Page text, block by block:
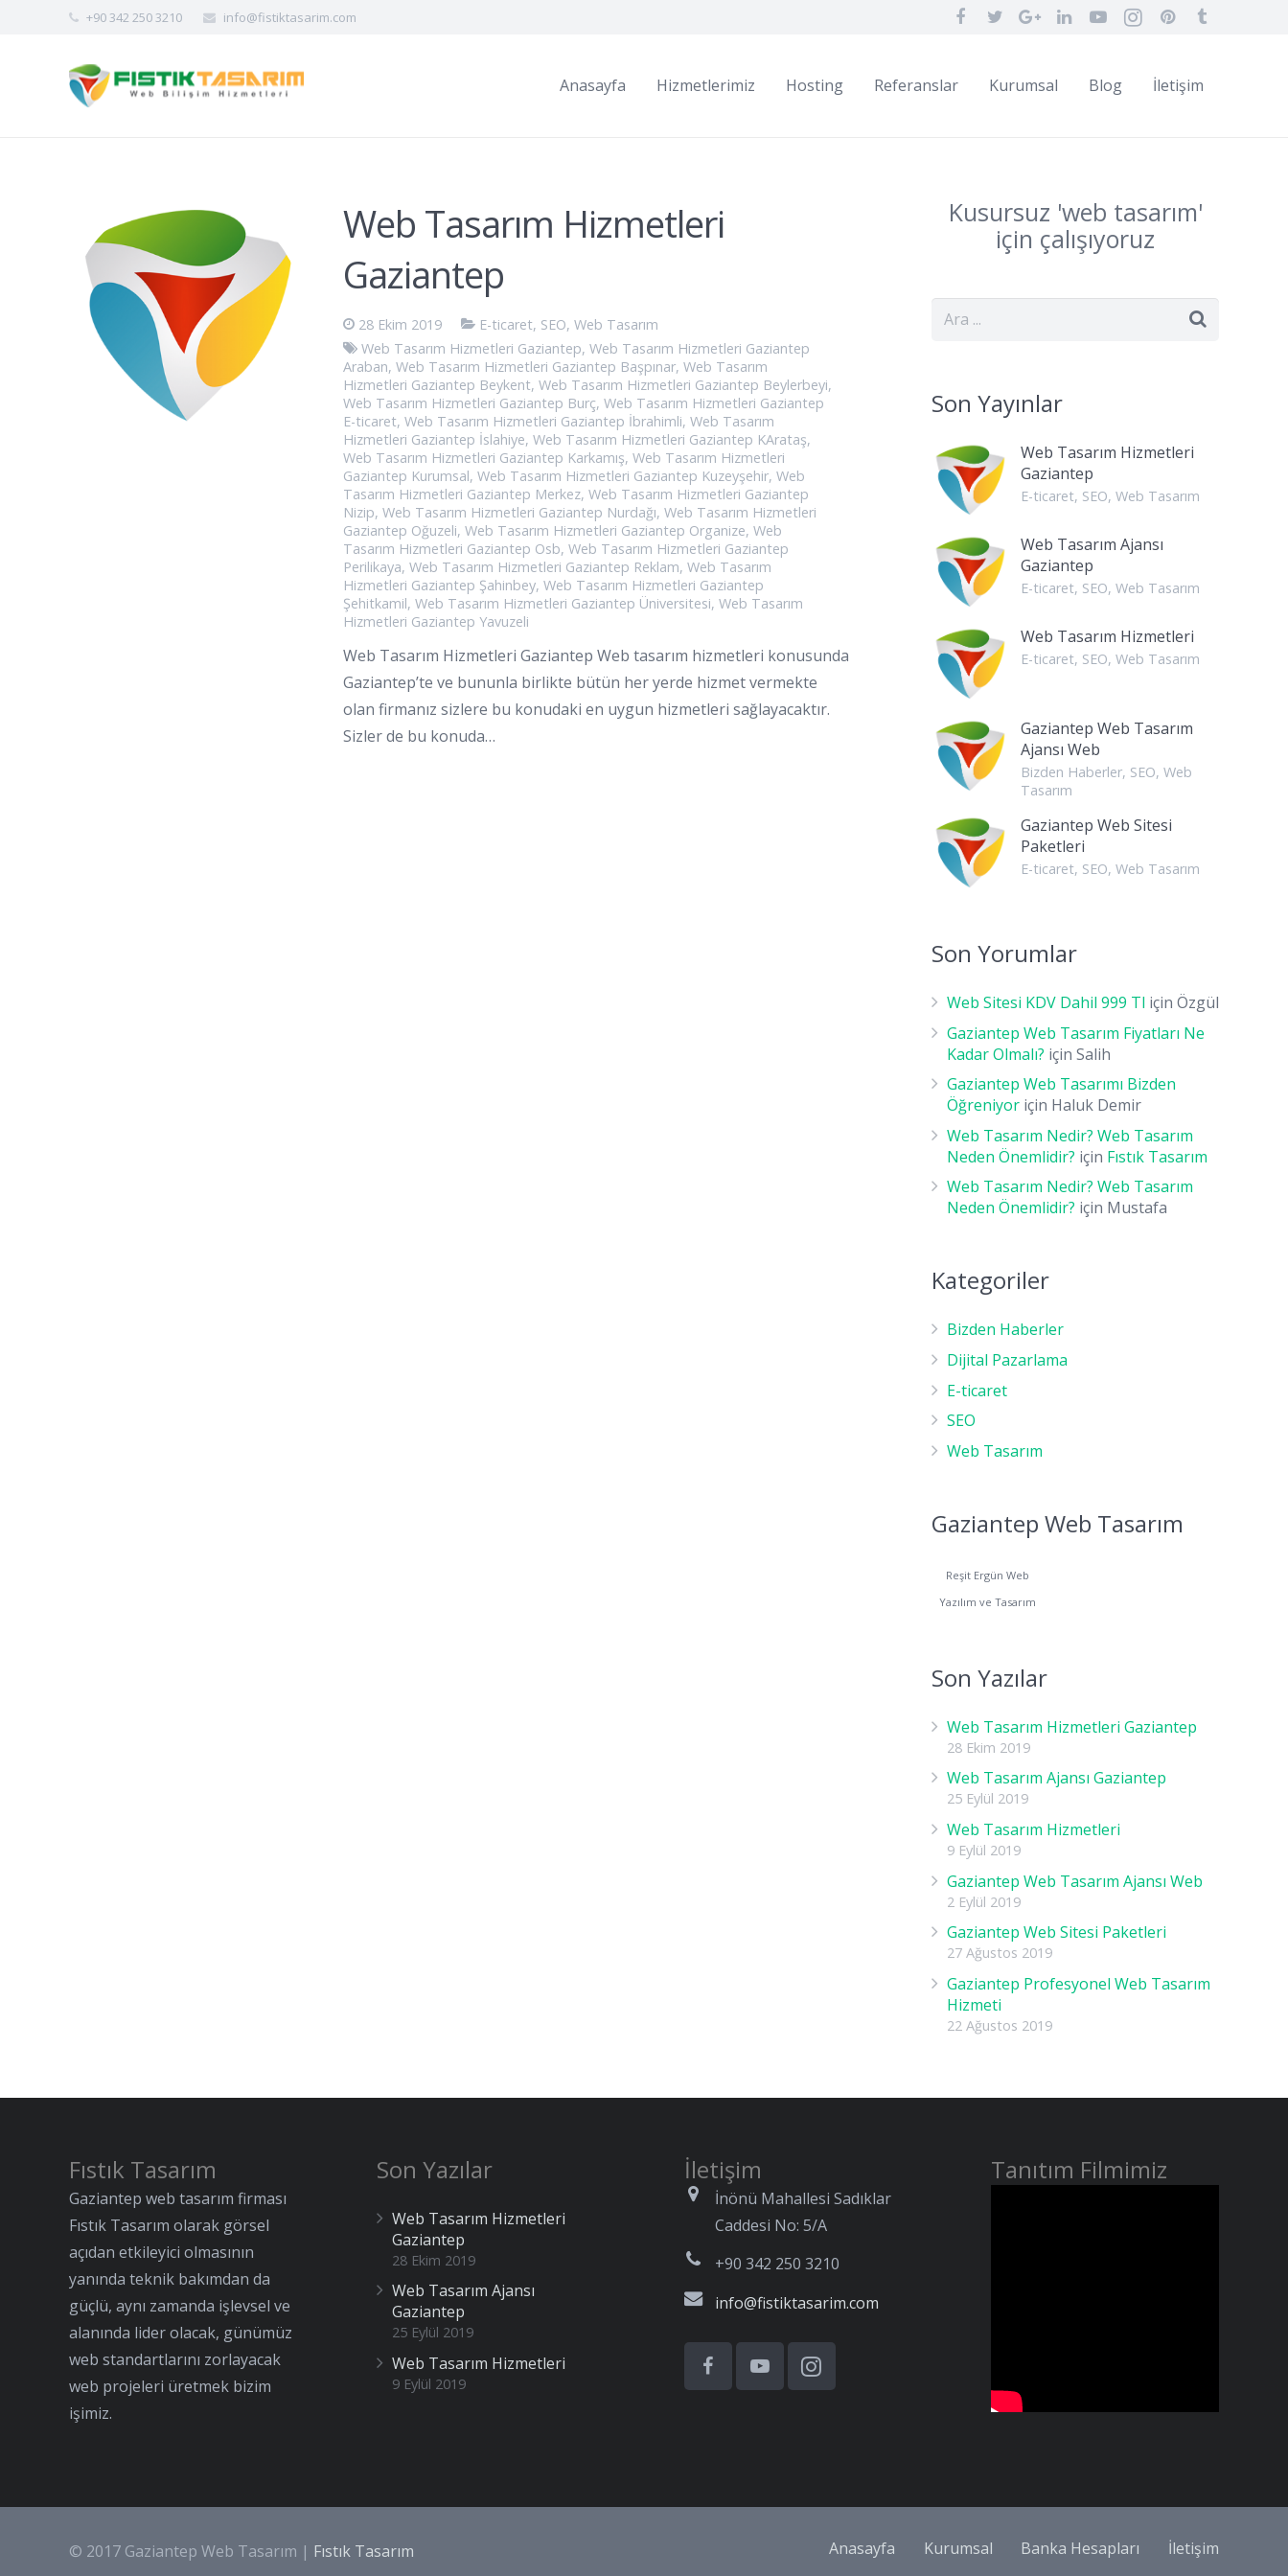
+90 342 250 3210 info@fistiktasarim.com
Anasayfa Hizmetlerimiz Hosting Referanslar Kurumsal Blog İletişim
Web Tasarım Hizmetleri
Gaziantep
28 Ekim 2019 E-ticaret, SEO,Web Tasarım
Web Tasarım Hizmetleri Gaziantep,Web Tasarım Hizmetleri Gaziantep
Araban, Web Tasarım Hizmetleri Gaziantep Başpınar, Web Tasarım
Hizmetleri Gaziantep Beykent, Web Tasarım Hizmetleri Gaziantep Beylerbeyi,
Web Tasarım Hizmetleri Gaziantep Burç, Web Tasarım Hizmetleri Gaziantep
E-ticaret, Web Tasarım Hizmetleri Gaziantep İbrahimli, Web Tasarım
Hizmetleri Gaziantep İslahiye, Web Tasarım Hizmetleri Gaziantep KArataş,
Web Tasarım Hizmetleri Gaziantep Karkamış, Web Tasarım Hizmetleri
Gaziantep Kurumsal, Web Tasarım Hizmetleri Gaziantep Kuzeyşehir, Web
Tasarım Hizmetleri Gaziantep Merkez, Web Tasarım Hizmetleri Gaziantep
Nizip, Web Tasarım Hizmetleri Gaziantep Nurdağı, Web Tasarım Hizmetleri
Gaziantep Oğuzeli, Web Tasarım Hizmetleri Gaziantep Organize, Web
Tasarım Hizmetleri Gaziantep Osb, Web Tasarım Hizmetleri Gaziantep
Perilikaya, Web Tasarım Hizmetleri Gaziantep Reklam, Web Tasarım
Hizmetleri Gaziantep Şahinbey, Web Tasarım Hizmetleri Gaziantep
Şehitkamil, Web Tasarım Hizmetleri Gaziantep Üniversitesi, Web Tasarım
Hizmetleri Gaziantep Yavuzeli
Web Tasarım Hizmetleri Gaziantep Web tasarım hizmetleri konusunda
Gaziantep’te ve bununla birlikte bütün her yerde hizmet vermekte
olan firmanız sizlere bu konudaki en uygun hizmetleri sağlayacaktır.
Sizler de bu konuda…
Kusursuz 'web tasarım'
için çalışıyoruz
Son Yayınlar
Web Tasarım Hizmetleri
Gaziantep
E-ticaret, SEO, Web Tasarım
Web Tasarım Ajansı
Gaziantep
E-ticaret, SEO, Web Tasarım
Web Tasarım Hizmetleri
E-ticaret, SEO, Web Tasarım
Gaziantep Web Tasarım
Ajansı Web
Bizden Haberler, SEO, Web
Tasarım
Gaziantep Web Sitesi
Paketleri
E-ticaret, SEO, Web Tasarım
Son Yorumlar
Web Sitesi KDV Dahil 999 Tl için Özgül
Gaziantep Web Tasarım Fiyatları Ne
Kadar Olmalı? için Salih
Gaziantep Web Tasarımı Bizden
Öğreniyor için Haluk Demir
Web Tasarım Nedir? Web Tasarım
Neden Önemlidir? için Fıstık Tasarım
Web Tasarım Nedir? Web Tasarım
Neden Önemlidir? için Mustafa
Kategoriler
Bizden Haberler
Dijital Pazarlama
E-ticaret
SEO
Web Tasarım
Gaziantep Web Tasarım
Reşit Ergün Web
Yazılım ve Tasarım
Son Yazılar
Web Tasarım Hizmetleri Gaziantep
28 Ekim 2019
Web Tasarım Ajansı Gaziantep
25 Eylül 2019
Web Tasarım Hizmetleri
9 Eylül 2019
Gaziantep Web Tasarım Ajansı Web
2 Eylül 2019
Gaziantep Web Sitesi Paketleri
27 Ağustos 2019
Gaziantep Profesyonel Web Tasarım
Hizmeti
22 Ağustos 2019
Fıstık Tasarım
Gaziantep web tasarım firması
Fıstık Tasarım olarak görsel
açıdan etkileyici olmasının
yanında teknik bakımdan da
güçlü, aynı zamanda işlevsel ve
alanında lider olacak, günümüz
web standartlarını zorlayacak
web projeleri üretmek bizim
işimiz.
Son Yazılar
Web Tasarım Hizmetleri
Gaziantep
28 Ekim 2019
Web Tasarım Ajansı
Gaziantep
25 Eylül 2019
Web Tasarım Hizmetleri
9 Eylül 2019
İletişim
İnönü Mahallesi Sadıklar
Caddesi No: 5/A
+90 342 250 3210
info@fistiktasarim.com
Tanıtım Filmimiz
© 2017 Gaziantep Web Tasarım | Fıstık Tasarım Anasayfa Kurumsal Banka Hesapları İletişim